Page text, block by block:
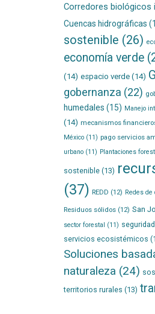
Corredores biológicos
Cuencas hidrográficas
sostenible (26)
economía verde
(14) espacio verde(14)
gobernanza (22)
humedales (15) Manejo
(14) mecanismos
México(11) pago servicios
urbano(11) Plantaciones
sostenible(13)
(37) REDD (12) Redes de
Residuos sólidos(12) San
sector forestal (11)
servicios ecosistémicos
Soluciones
naturaleza (24)
territorios rurales (13)